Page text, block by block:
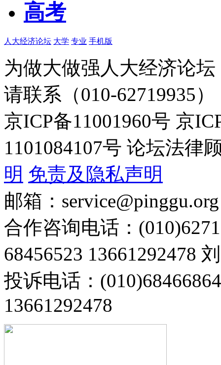
高考
人大经济论坛 大学 专业 手机版
为做大做强人大经济论
请联系（010-62719935）
京ICP备11001960号 京
1101084107号 论坛法律
明 免责及隐私声明
邮箱：service@pinggu.org
合作咨询电话：
68456523 13661292478
投诉电话：
13661292478